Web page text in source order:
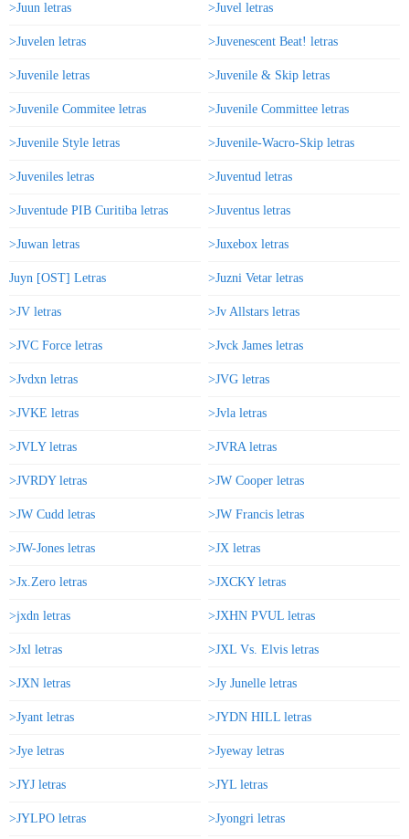
>Juun letras >Juvel letras
>Juvelen letras >Juvenescent Beat! letras
>Juvenile letras >Juvenile & Skip letras
>Juvenile Commitee letras >Juvenile Committee letras
>Juvenile Style letras >Juvenile-Wacro-Skip letras
>Juveniles letras >Juventud letras
>Juventude PIB Curitiba letras >Juventus letras
>Juwan letras >Juxebox letras
Juyn [OST] Letras >Juzni Vetar letras
>JV letras >Jv Allstars letras
>JVC Force letras >Jvck James letras
>Jvdxn letras >JVG letras
>JVKE letras >Jvla letras
>JVLY letras >JVRA letras
>JVRDY letras >JW Cooper letras
>JW Cudd letras >JW Francis letras
>JW-Jones letras >JX letras
>Jx.Zero letras >JXCKY letras
>jxdn letras >JXHN PVUL letras
>Jxl letras >JXL Vs. Elvis letras
>JXN letras >Jy Junelle letras
>Jyant letras >JYDN HILL letras
>Jye letras >Jyeway letras
>JYJ letras >JYL letras
>JYLPO letras >Jyongri letras